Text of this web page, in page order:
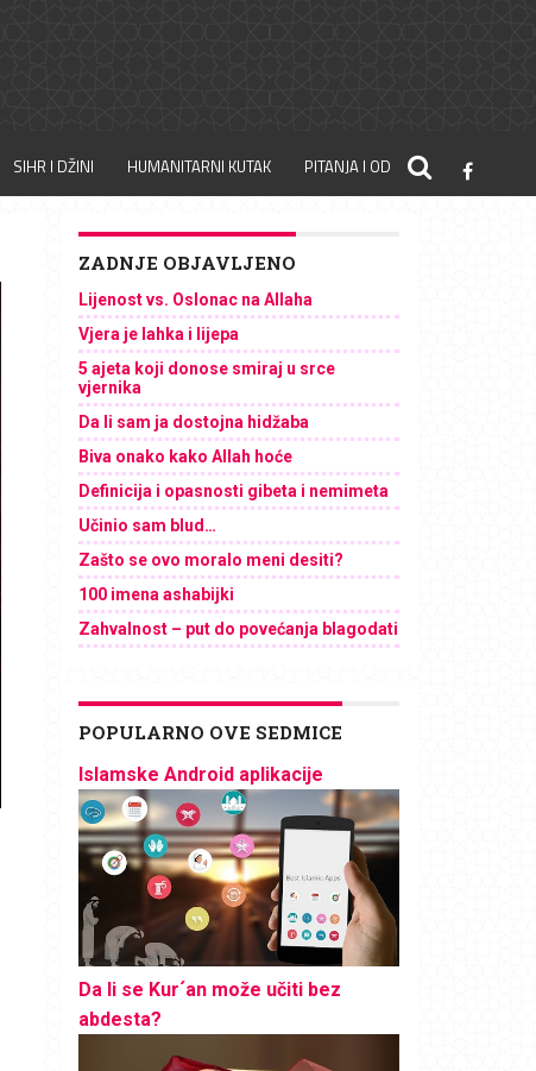
SIHR I DŽINI HUMANITARNI KUTAK PITANJA I ODGOVORI
ZADNJE OBJAVLJENO
Lijenost vs. Oslonac na Allaha
Vjera je lahka i lijepa
5 ajeta koji donose smiraj u srce
vjernika
Da li sam ja dostojna hidžaba
Biva onako kako Allah hoće
Definicija i opasnosti gibeta i nemimeta
Učinio sam blud…
Zašto se ovo moralo meni desiti?
100 imena ashabijki
Zahvalnost – put do povećanja blagodati
POPULARNO OVE SEDMICE
Islamske Android aplikacije
Da li se Kur´an može učiti bez
abdesta?